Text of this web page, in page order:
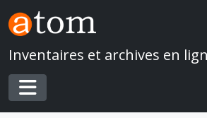
Skip to main content
Inventaires et archives en
Toggle navigation